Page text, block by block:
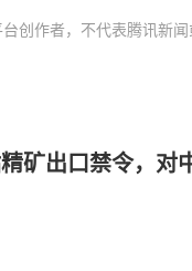
创作者，不代表腾讯新闻
矿出口禁令，对